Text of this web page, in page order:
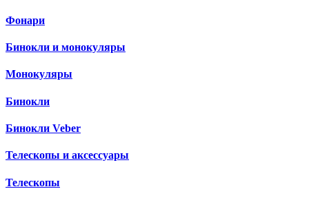
Фонари
Бинокли и монокуляры
Монокуляры
Бинокли
Бинокли Veber
Телескопы и аксессуары
Телескопы